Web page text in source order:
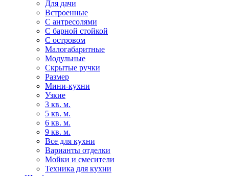
Для дачи
Встроенные
С антресолями
С барной стойкой
С островом
Малогабаритные
Модульные
Скрытые ручки
Размер
Мини-кухни
Узкие
3 кв. м.
5 кв. м.
6 кв. м.
9 кв. м.
Все для кухни
Варианты отделки
Мойки и смесители
Техника для кухни